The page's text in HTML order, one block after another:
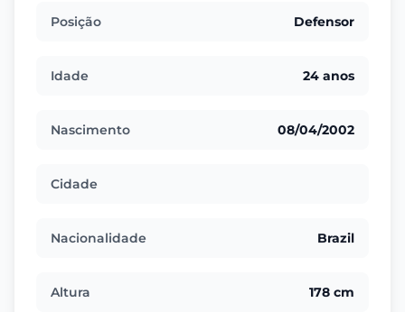
Posição Defensor
Idade 24 anos
Nascimento 08/04/2002
Cidade
Nacionalidade Brazil
Altura 178 cm